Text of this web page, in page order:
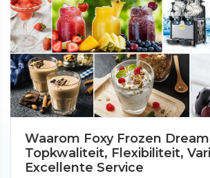
Waarom Foxy Frozen
Topkwaliteit, Flexibiliteit,
Excellente Service